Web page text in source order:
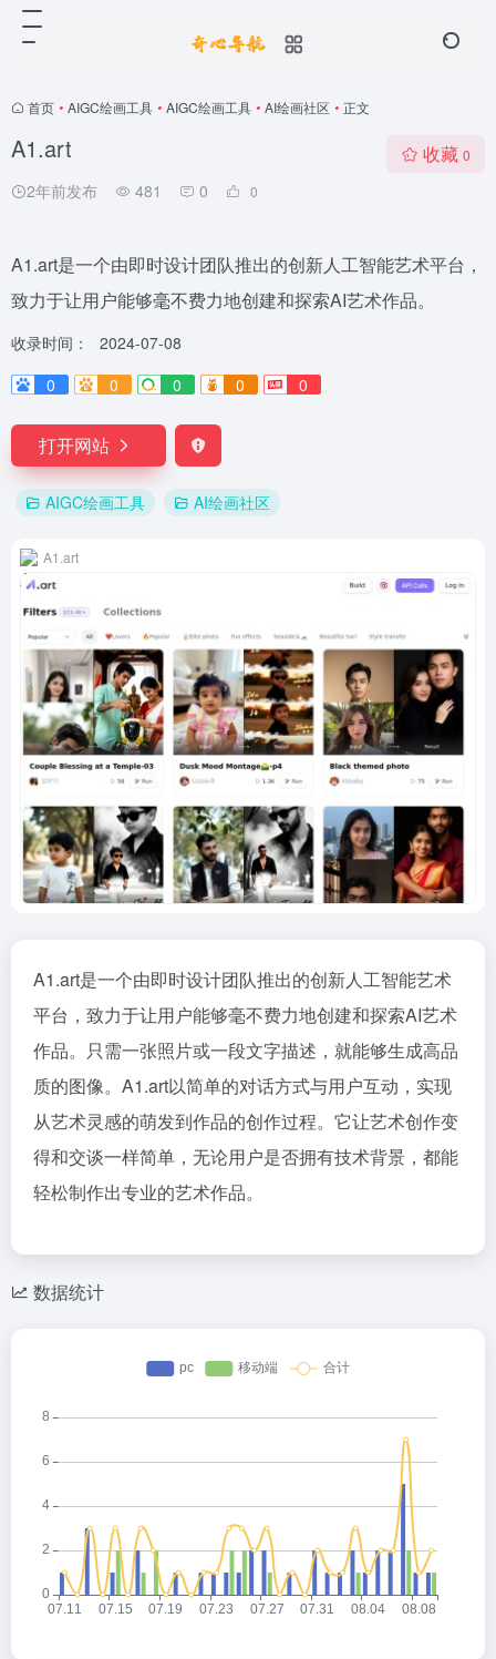
首页 • AIGC绘画工具 • AIGC绘画工具 • AI绘画社区 • 正文
A1.art
2年前发布 481 0 0
收藏 0
A1.art是一个由即时设计团队推出的创新人工智能艺术平台，
致力于让用户能够毫不费力地创建和探索AI艺术作品。
收录时间：
2024-07-08
0
0 0 0 0
打开网站
AIGC绘画工具 AI绘画社区
A1.art
A1.art是一个由即时设计团队推出的创新人工智能艺术
平台，致力于让用户能够毫不费力地创建和探索AI艺术
作品。只需一张照片或一段文字描述，就能够生成高品
质的图像。A1.art以简单的对话方式与用户互动，实现
从艺术灵感的萌发到作品的创作过程。它让艺术创作变
得和交谈一样简单，无论用户是否拥有技术背景，都能
轻松制作出专业的艺术作品。
数据统计